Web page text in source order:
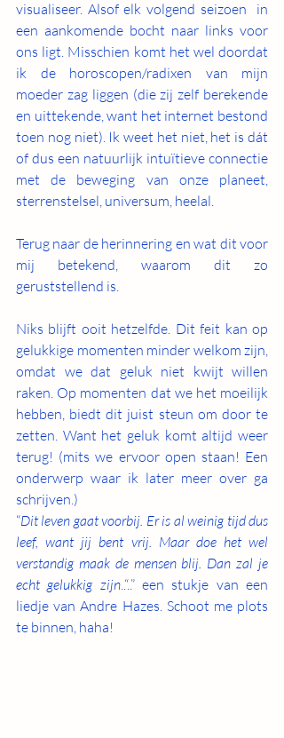
visualiseer. Alsof elk volgend seizoen  in
een aankomende bocht naar links voor
ons ligt. Misschien komt het wel doordat
ik de horoscopen/radixen van mijn
moeder zag liggen (die zij zelf berekende
en uittekende, want het internet bestond
toen nog niet). Ik weet het niet, het is dát
of dus een natuurlijk intuïtieve connectie
met de beweging van onze planeet,
sterrenstelsel, universum, heelal.
Terug naar de herinnering en wat dit voor
mij betekend, waarom dit zo
geruststellend is.
Niks blijft ooit hetzelfde. Dit feit kan op
gelukkige momenten minder welkom zijn,
omdat we dat geluk niet kwijt willen
raken. Op momenten dat we het moeilijk
hebben, biedt dit juist steun om door te
zetten. Want het geluk komt altijd weer
terug! (mits we ervoor open staan! Een
onderwerp waar ik later meer over ga
schrijven.)
“Dit leven gaat voorbij. Er is al weinig tijd dus
leef, want jij bent vrij. Maar doe het wel
verstandig maak de mensen blij. Dan zal je
echt gelukkig zijn..“..” een stukje van een
liedje van Andre Hazes. Schoot me plots
te binnen, haha!